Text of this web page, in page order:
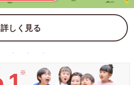
詳しく見る